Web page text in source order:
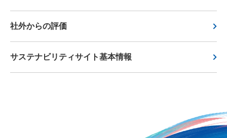
社外からの評価
サステナビリティサイト基本情報